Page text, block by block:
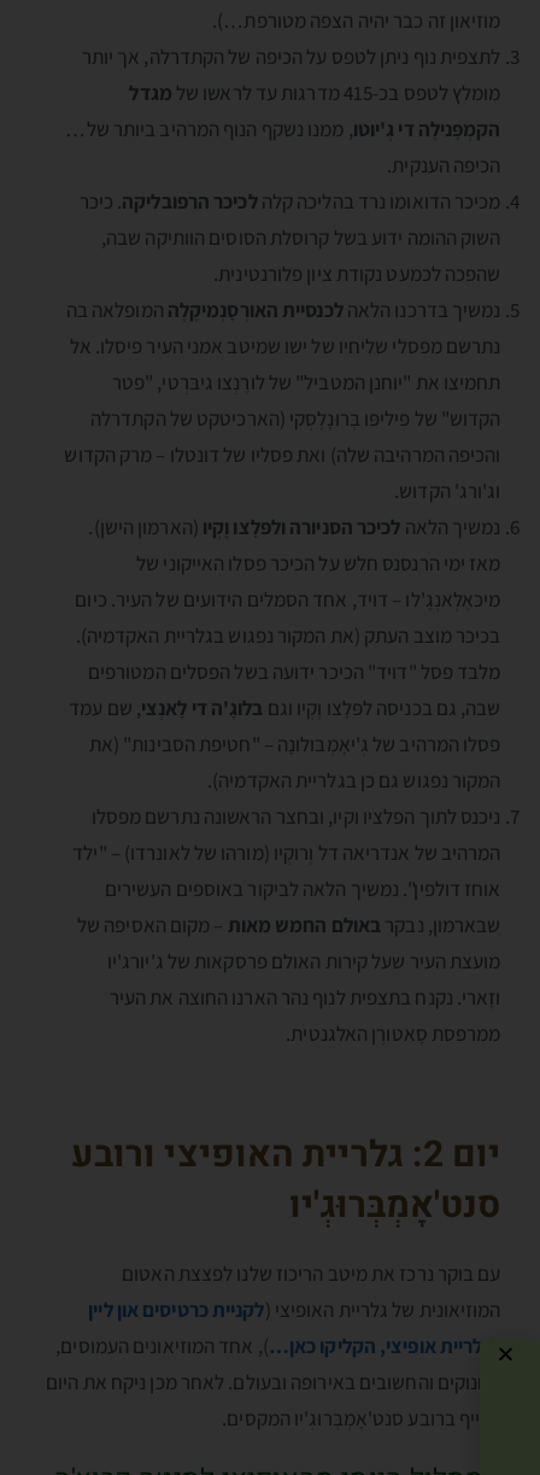
מוזיאון זה כבר יהיה הצפה מטורפת…).
לתצפית נוף ניתן לטפס על הכיפה של הקתדרלה, אך יותר
מומלץ לטפס בכ-415 מדרגות עד לראשו של
מגדל
הקמְפָּנילֶה די גְ'יוטו, ממנו נשקף הנוף המרהיב ביותר של…
הכיפה הענקית.
מכיכר הדואומו נרד בהליכה קלהלכיכר הרפובליקה. כיכר
השוק ההומה ידוע בשל קרוסלת הסוסים הוותיקה שבה,
שהפכה לכמעט נקודת ציון פלורנטינית.
נמשיך בדרכנו הלאהלכנסיית האורְסָנְמיקֶלֶה המופלאה בה
נתרשם מפסלי שליחיו של ישו שמיטב אמני העיר פיסלו. אל
תחמיצו את "יוחנן המטביל" של לורֶנְצו גיבּרְטי, "פטר
הקדוש" של פיליפּו בְּרוּנִֶלֶסְקי (הארכיטקט של הקתדרלה
והכיפה המרהיבה שלה) ואת פסליו של דונטלו – מרק הקדוש
וג'ורג' הקדוש.
נמשיך הלאה לכיכר הסניורה ולפּלָצו וֶקְיו (הארמון הישן).
מאז ימי הרנסנס חלש על הכיכר פסלו האייקוני של
מיכּאֶלְאנְגֶ'לו – דויד, אחד הסמלים הידועים של העיר. כיום
בכיכר מוצב העתק (את המקור נפגוש בגלריית האקדמיה).
מלבד פסל "דויד" הכיכר ידועה בשל הפסלים המטורפים
שבה, גם בכניסה לפּלָצו וֶקְיו וגם בלוגָ'ה די לָאנְצי, שם עמד
פסלו המרהיב של גְ'יאָמְבּולונָה – "חטיפת הסבינות" (את
המקור נפגוש גם כן בגלריית האקדמיה).
ניכנס לתוך הפלציו וקיו, ובחצר הראשונה נתרשם מפסלו
המרהיב של אנדריאה דל וֶרוקְיו (מורהו של לאונרדו) – "ילד
אוחז דולפין". נמשיך הלאה לביקור באוספים העשירים
שבארמון, נבקר באולם החמש מאות – מקום האסיפה של
מועצת העיר שעל קירות האולם פרסקאות של ג'יורג'יו
וזָארי. נקנח בתצפית לנוף נהר הארנו החוצה את העיר
ממרפסת סָאטורְן האלגנטית.
יום 2: גלריית האופיצי ורובע
סנט'אָמְבְּרוּגְ'יו
עם בוקר נרכז את מיטב הריכוז שלנו לפצצת האטום
המוזיאונית של גלריית האופיצי (לקניית כרטיסים און ליין
לגלריית אופיצי, הקליקו כאן…), אחד המוזיאונים העמוסים,
החנוקים והחשובים באירופה ובעולם. לאחר מכן ניקח את היום
בכייף ברובע סנט'אָמְבְּרוּגְ'יו המקסים.